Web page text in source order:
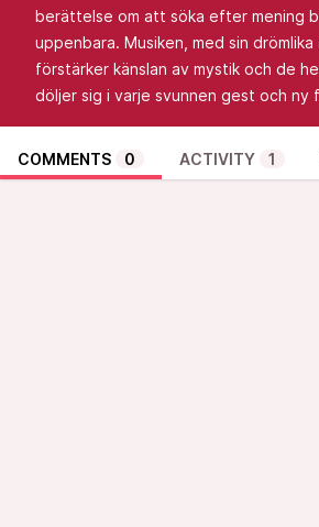
berättelse om att söka efter mening
uppenbara. Musiken, med sin drömlika
förstärker känslan av mystik och de
döljer sig i varje svunnen gest och ny
COMMENTS 0 ACTIVITY 1